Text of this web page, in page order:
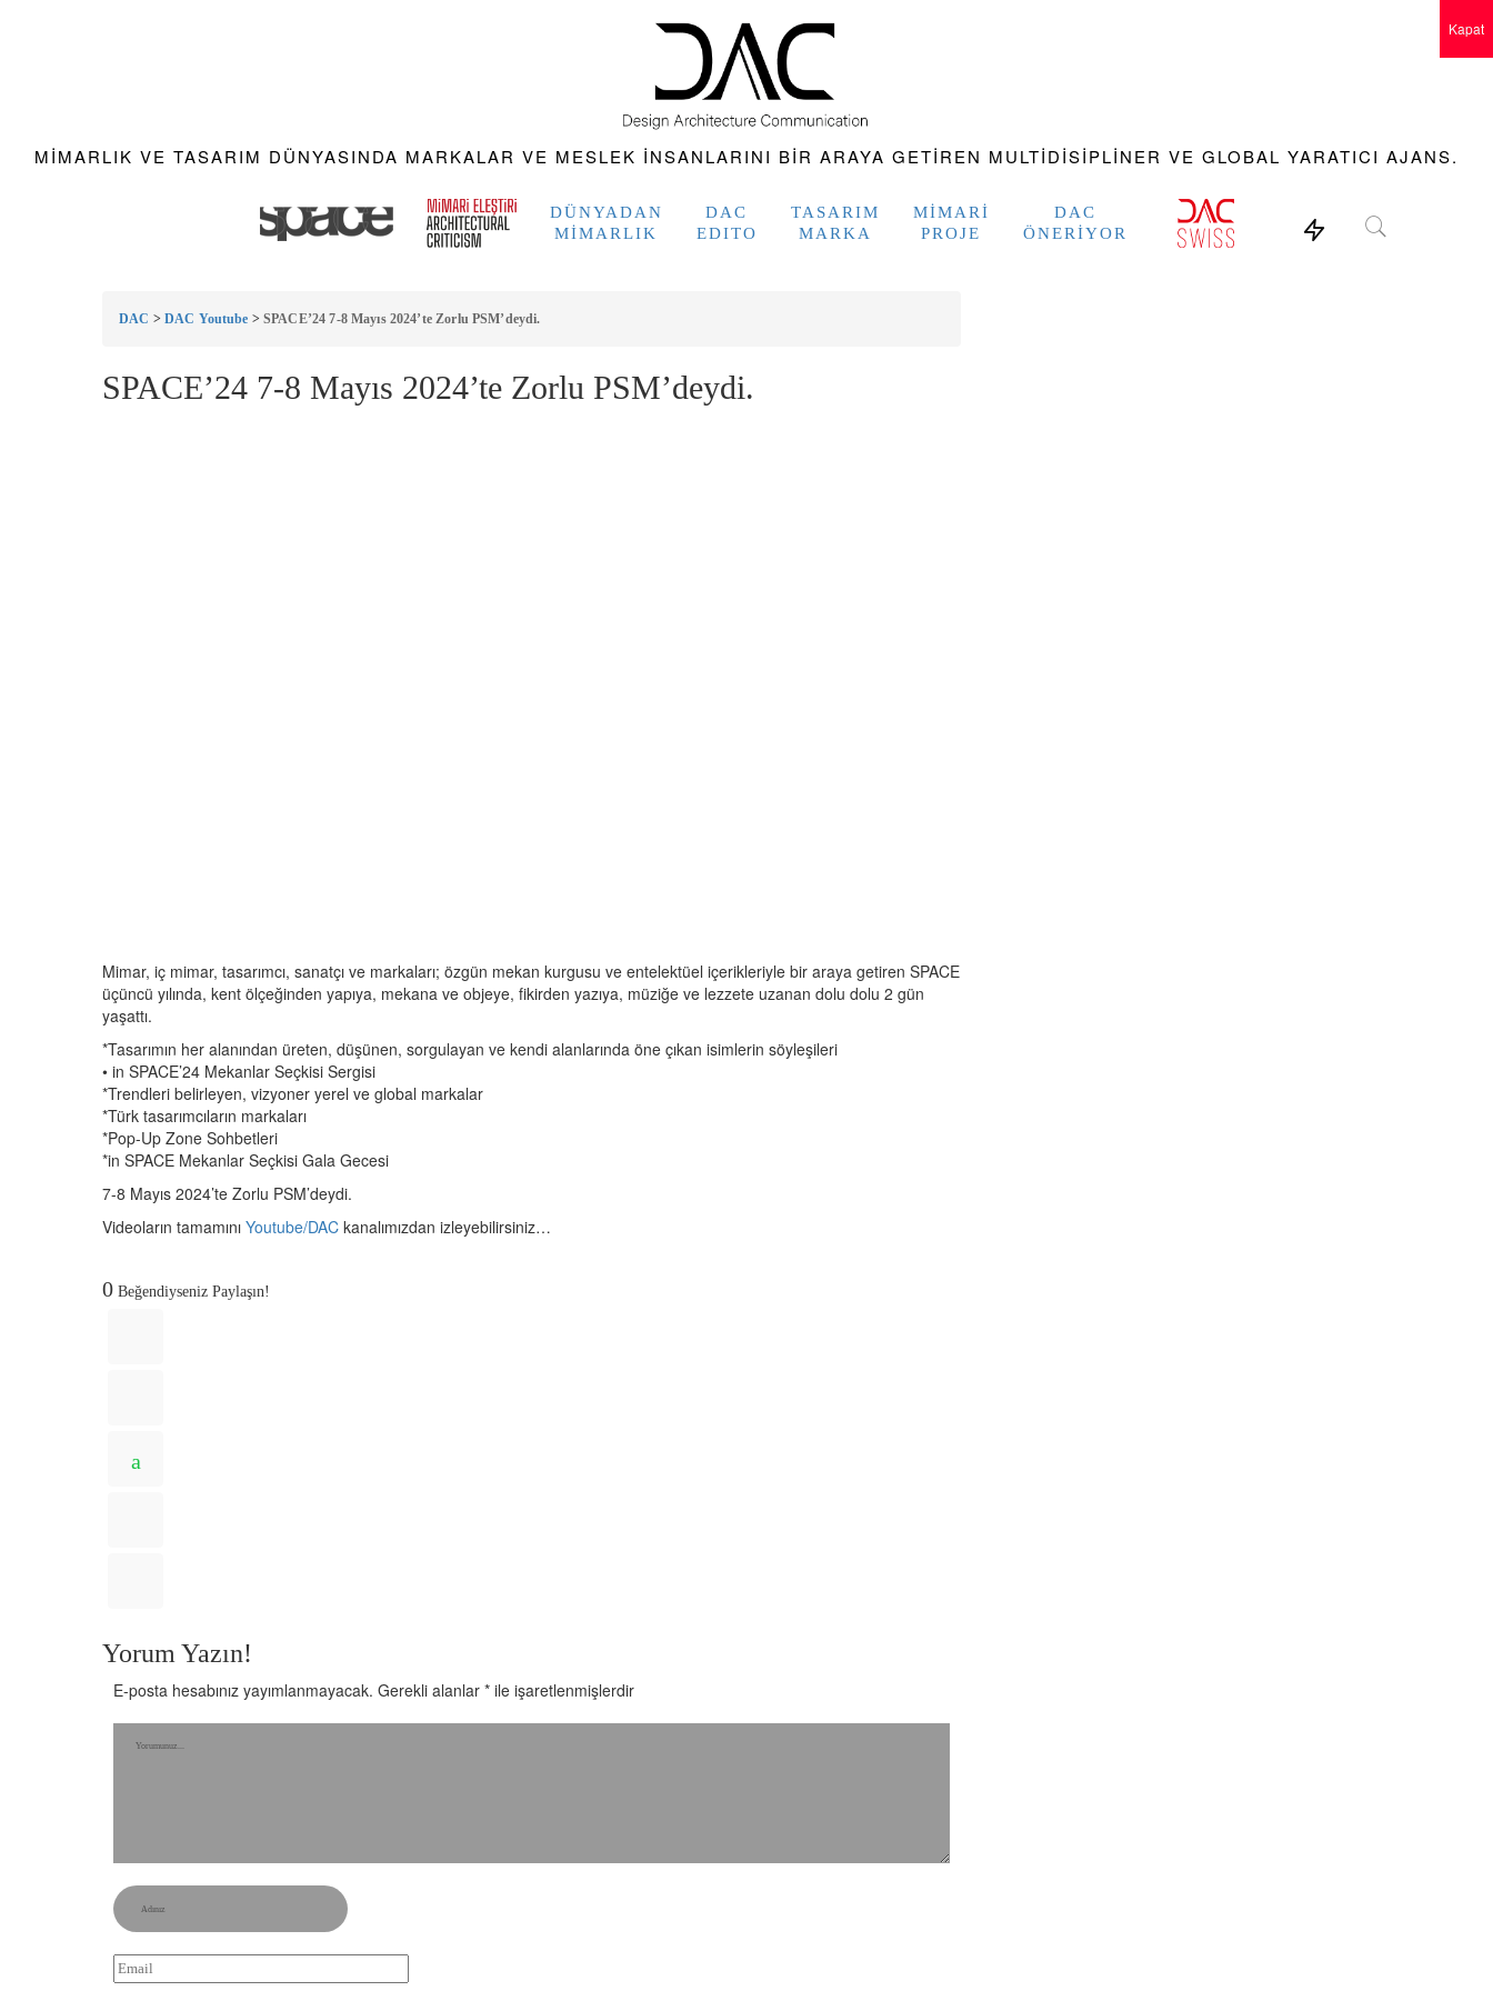
MIMARLIK VE TASARIM DÜNYASINDA MARKALAR VE MESLEK INSANLARINI BIR ARAYA GETIREN MULTIDISIPLINER VE GLOBAL YARATICI AJANS.
DÜNYADAN
MIMARLIK
DAC
EDITO
TASARIM
MARKA
MIMARI
PROJE
DAC
ÖNERIYOR
DAC > DAC Youtube >SPACE’24 7-8 Mayıs 2024’te Zorlu PSM’deydi.
SPACE’24 7-8 Mayıs 2024’te Zorlu PSM’deydi.
Mimar, iç mimar, tasarımcı, sanatçı ve markaları; özgün mekan kurgusu ve entelektüel içerikleriyle bir araya getiren SPACE
üçüncü yılında, kent ölçeğinden yapıya, mekana ve objeye, fikirden yazıya, müziğe ve lezzete uzanan dolu dolu 2 gün
yaşattı.
*Tasarımın her alanından üreten, düşünen, sorgulayan ve kendi alanlarında öne çıkan isimlerin söyleşileri
•⁠ ⁠in SPACE’24 Mekanlar Seçkisi Sergisi
*Trendleri belirleyen, vizyoner yerel ve global markalar
*Türk tasarımcıların markaları
*Pop-Up Zone Sohbetleri
*in SPACE Mekanlar Seçkisi Gala Gecesi
7-8 Mayıs 2024’te Zorlu PSM’deydi.
Videoların tamamını Youtube/DAC kanalımızdan izleyebilirsiniz…
0 Beğendiyseniz Paylaşın!
Yorum Yazın!
E-posta hesabınız yayımlanmayacak. Gerekli alanlar * ile işaretlenmişlerdir
Kapat